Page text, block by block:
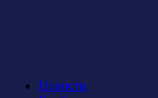
Новости